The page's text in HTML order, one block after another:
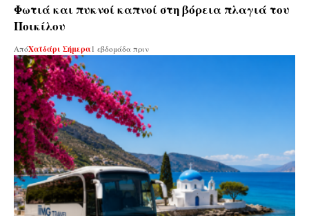
Φωτιά και πυκνοί καπνοί στη βόρεια πλαγιά του
Ποικίλου
ΑπόΧαϊδάρι Σήμερα1 εβδομάδα πριν